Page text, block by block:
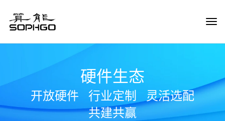
硬件生态
开放硬件 行业定制
灵活选配
共建共赢